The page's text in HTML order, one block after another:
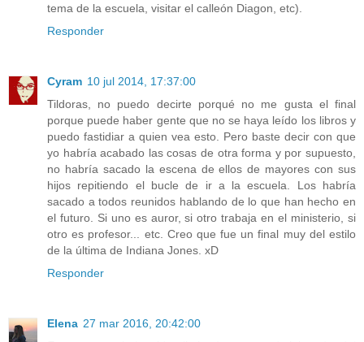
tema de la escuela, visitar el calleón Diagon, etc).
Responder
Cyram 10 jul 2014, 17:37:00
Tildoras, no puedo decirte porqué no me gusta el final
porque puede haber gente que no se haya leído los libros y
puedo fastidiar a quien vea esto. Pero baste decir con que
yo habría acabado las cosas de otra forma y por supuesto,
no habría sacado la escena de ellos de mayores con sus
hijos repitiendo el bucle de ir a la escuela. Los habría
sacado a todos reunidos hablando de lo que han hecho en
el futuro. Si uno es auror, si otro trabaja en el ministerio, si
otro es profesor... etc. Creo que fue un final muy del estilo
de la última de Indiana Jones. xD
Responder
Elena 27 mar 2016, 20:42:00